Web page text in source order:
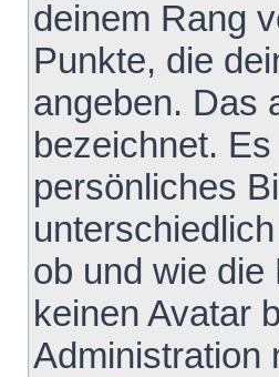
deinem Rang
Punkte, die
angeben. Das
bezeichnet.
persönliches
ob und wie die
keinen Avatar
Administration